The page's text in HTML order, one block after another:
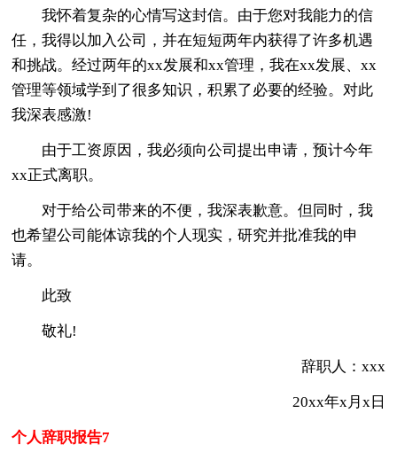
我怀着复杂的心情写这封信。由于您对我能力的信
任，我得以加入公司，并在短短两年内获得了许多机遇
和挑战。经过两年的xx发展和xx管理，我在xx发展、xx
管理等领域学到了很多知识，积累了必要的经验。对此
我深表感激!
由于工资原因，我必须向公司提出申请，预计今年
xx正式离职。
对于给公司带来的不便，我深表歉意。但同时，我
也希望公司能体谅我的个人现实，研究并批准我的申
请。
此致
敬礼!
辞职人：xxx
20xx年x月x日
个人辞职报告7